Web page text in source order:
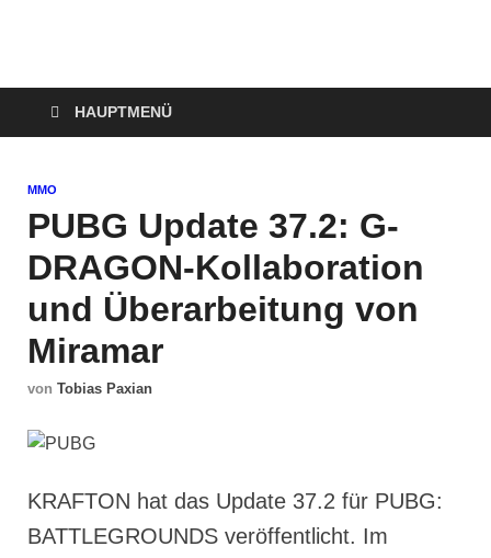
Technoloki: Gaming
und Entertainment
News
Blockbuster, Indie-Perlen und Retro-Klassiker.
HAUPTMENÜ
MMO
PUBG Update 37.2: G-
DRAGON-Kollaboration
und Überarbeitung von
Miramar
von Tobias Paxian
KRAFTON hat das Update 37.2 für PUBG:
BATTLEGROUNDS veröffentlicht. Im